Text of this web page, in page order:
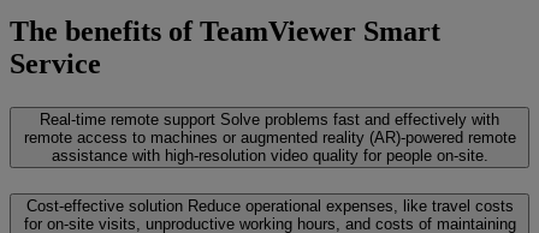
The benefits of TeamViewer Smart
Service
Real-time remote support Solve problems fast and effectively with
remote access to machines or augmented reality (AR)-powered remote
assistance with high-resolution video quality for people on-site.
Cost-effective solution Reduce operational expenses, like travel costs
for on-site visits, unproductive working hours, and costs of maintaining